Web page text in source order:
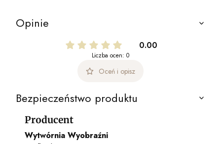
Opinie
0.00
Liczba ocen: 0
Oceń i opisz
Bezpieczeństwo produktu
Producent
Wytwórnia Wyobraźni